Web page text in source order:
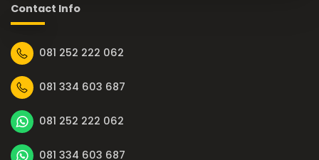
Contact Info
081 252 222 062
081 334 603 687
081 252 222 062
081 334 603 687